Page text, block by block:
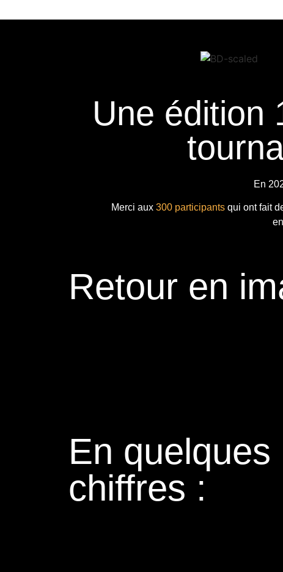
Une édition
En
Merci aux 300 participantsqui ont fait
Retour en
En quelques
chiffres :